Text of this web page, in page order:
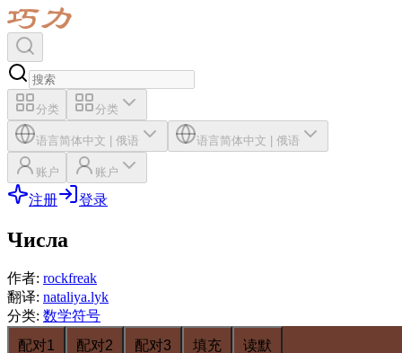
分类 分类
语言简体中文 | 俄语 语言简体中文 | 俄语
账户 账户
注册 登录
Числа
作者: rockfreak
翻译: nataliya.lyk
分类: 数学符号
配对1
配对2 配对3 填充 读默